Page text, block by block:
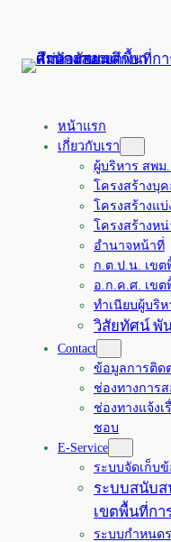
หน้าแรก
เกี่ยวกับเรา
ผู้บริหาร สพ
โครงสร้างบุ
โครงสร้างแ
โครงสร้างห
อำนาจหน้าที่
ก.ต.ป.น. เข
อ.ก.ค.ศ. เข
ทำเนียบผู้บริห
วิสัยทัศน์ พั
Contact
ข้อมูลการติด
ช่องทางการ
ช่องทางแจ้ง
ชอบ
E-Service
ระบบจัดเก็บ
ระบบสนับส
เขตพื้นที่กา
ระบบกำหนด